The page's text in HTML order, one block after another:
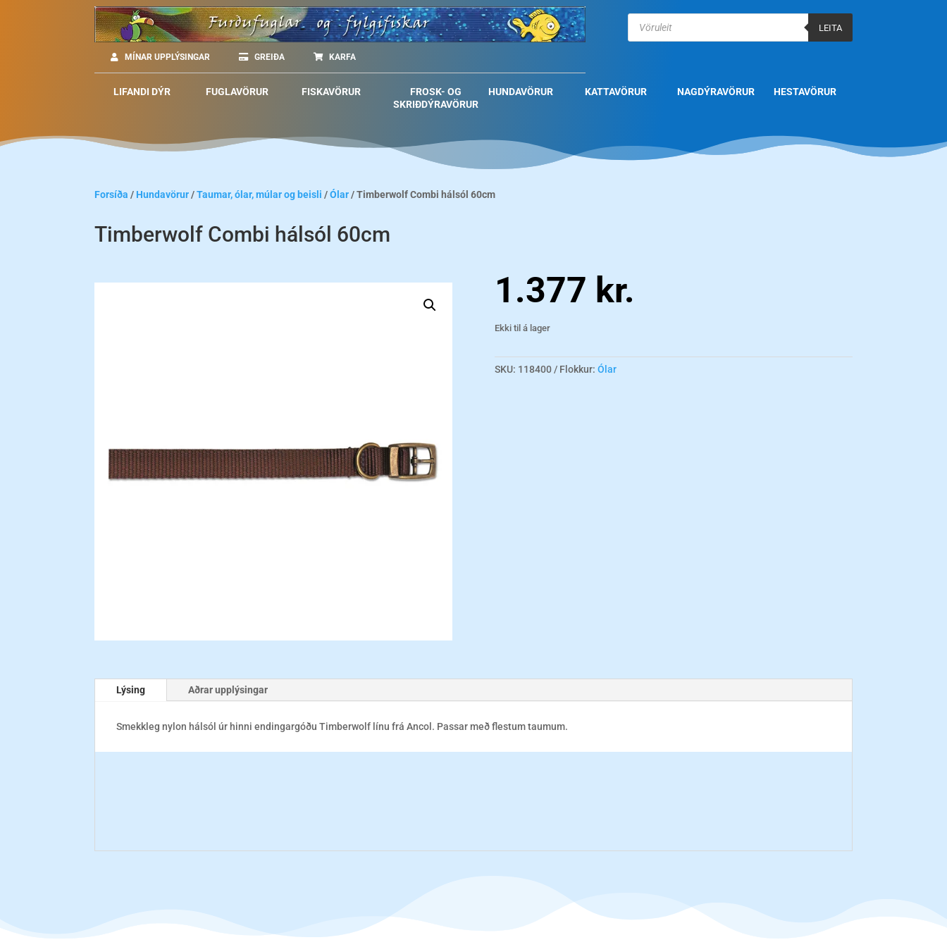
MÍNAR UPPLÝSINGAR GREIÐA KARFA
Products
search
LEITA
LIFANDI DÝR FUGLAVÖRUR FISKAVÖRUR
FROSK- OG
SKRIÐDÝRAVÖRUR
HUNDAVÖRUR KATTAVÖRUR NAGDÝRAVÖRUR HESTAVÖRUR
Forsíða / Hundavörur/Taumar, ólar, múlar og beisli /Ólar/ Timberwolf Combi hálsól 60cm
Timberwolf Combi hálsól 60cm
1.377 kr.
Ekki til á lager
SKU: 118400 Flokkur: Ólar
Lýsing Aðrar upplýsingar
Smekkleg nylon hálsól úr hinni endingargóðu Timberwolf línu frá Ancol. Passar með flestum taumum.